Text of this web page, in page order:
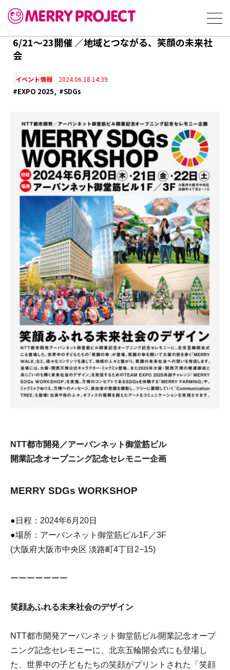
6/21〜23開催 ／地域とつながる、笑顔の未来社
会
イベント情報 2024.06.18 14:39
#EXPO 2025 #SDGs
NTT都市開発／アーバンネット御堂筋ビル
開業記念オープニング記念セレモニー企画
MERRY SDGs WORKSHOP
●日程：2024年6月20日
●場所：アーバンネット御堂筋ビル1F／3F
(大阪府大阪市中央区 淡路町4丁目2−15)
ーーーーーーー
笑顔あふれる未来社会のデザイン
NTT都市開発アーバンネット御堂筋ビル開業記念オープ
ニング記念セレモニーに、北京五輪開会式にも登場し
た、世界中の子どもたちの笑顔がプリントされた「笑顔